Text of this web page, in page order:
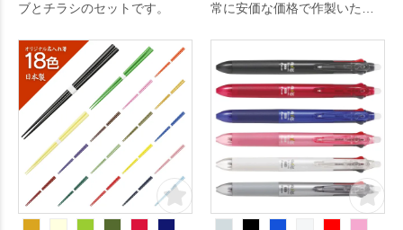
ブとチラシのセットです。
常に安価な価格で作製いただ